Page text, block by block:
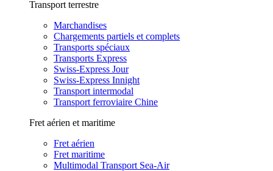
SwissTransport terrestre
Marchandises
Chargements partiels et complets
Transports spéciaux
Transports Express
Swiss-Express Jour
Swiss-Express Innight
Transport intermodal
Transport ferroviaire Chine
Fret aérien et maritime
Fret aérien
Fret maritime
Multimodal Transport Sea-Air